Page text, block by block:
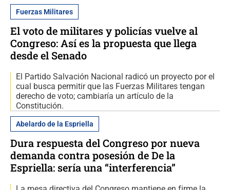
Fuerzas Militares
El voto de militares y policías vuelve al
Congreso: Así es la propuesta que llega
desde el Senado
El Partido Salvación Nacional radicó un proyecto por el
cual busca permitir que las Fuerzas Militares tengan
derecho de voto; cambiaría un artículo de la
Constitución.
Abelardo de la Espriella
Dura respuesta del Congreso por nueva
demanda contra posesión de De la
Espriella: sería una “interferencia”